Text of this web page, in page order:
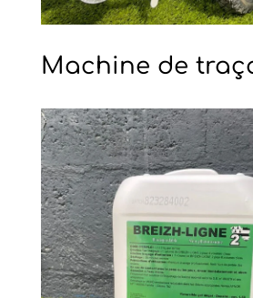
Machine de